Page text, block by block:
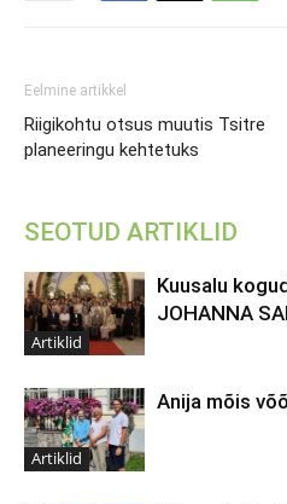
Eelmine artikkel
Riigikohtu otsus muutis Tsitre
planeeringu kehtetuks
SEOTUD ARTIKLID
Artiklid
Kuusalu
JOHANNA
Artiklid
Anija mõis